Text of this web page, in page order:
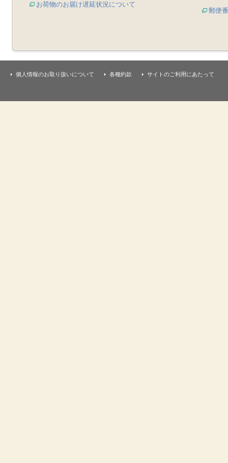
お荷物のお届け遅延状況について
郵便
個人情報のお取り扱いについて 各種約款 サイトのご利用にあたって